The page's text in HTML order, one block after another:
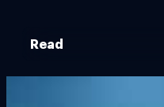
Read